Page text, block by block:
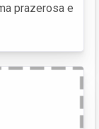
prazerosa e